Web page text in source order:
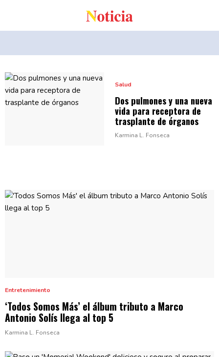
Salud
Dos pulmones y una nueva
vida para receptora de
trasplante de órganos
Karmina L. Fonseca
Entretenimiento
‘Todos Somos Más’ el álbum tributo a Marco
Antonio Solís llega al top 5
Karmina L. Fonseca